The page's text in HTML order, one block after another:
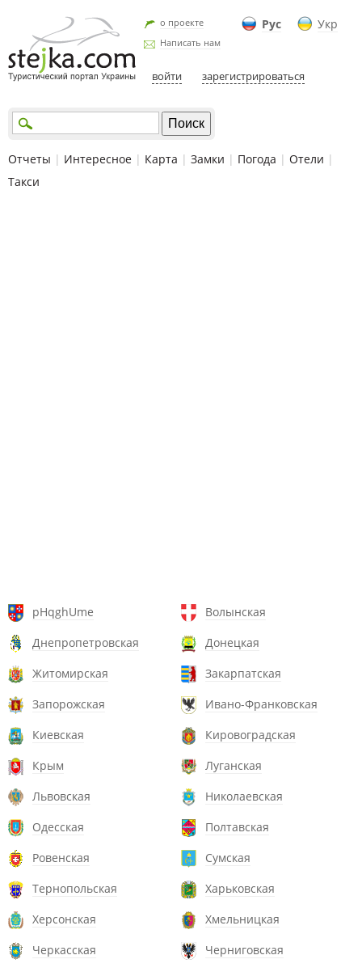
Рус Укр
о проекте
Написать нам
войти зарегистрироваться
Отчеты | Интересное | Карта | Замки | Погода | Отели |
Такси
pHqghUme
Волынская
Днепропетровская
Донецкая
Житомирская
Закарпатская
Запорожская
Ивано-Франковская
Киевская
Кировоградская
Крым
Луганская
Львовская
Николаевская
Одесская
Полтавская
Ровенская
Сумская
Тернопольская
Харьковская
Херсонская
Хмельницкая
Черкасская
Черниговская